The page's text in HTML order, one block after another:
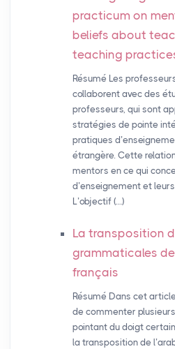
practicum on
beliefs about
teaching
Résumé Les
collaborent avec des
professeurs, qui sont
stratégies de pointe
pratiques
étrangère. Cette
mentors en ce qui
d’enseignement et
L’objectif (…)
La transposition
grammaticales de
français
Résumé Dans cet
de commenter
pointant du doigt
la transposition de